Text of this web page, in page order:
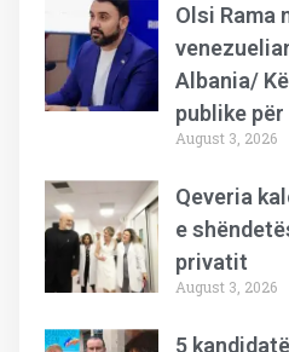
Olsi Rama
Albania/
publike për
August 3, 2026
Qeveria
e
privatit
August 3, 2026
5